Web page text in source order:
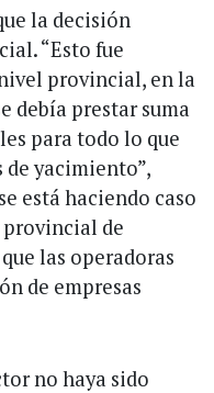
la decisión
“Esto fue
provincial, en la
debía prestar suma
para todo lo que
de yacimiento”,
está haciendo caso
provincial de
las operadoras
de empresas
no haya sido